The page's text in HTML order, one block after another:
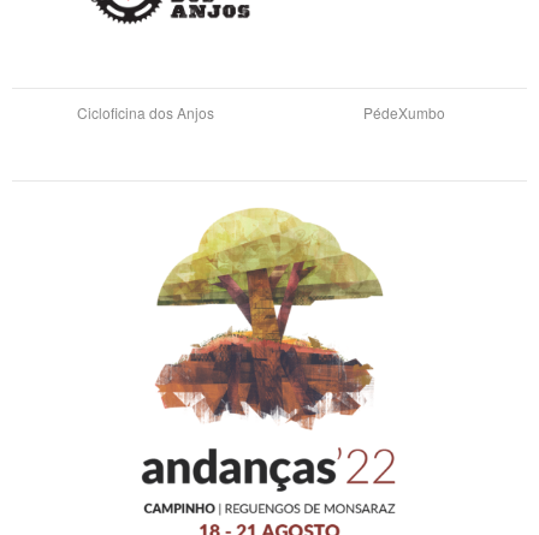
Cicloficina dos Anjos PédeXumbo